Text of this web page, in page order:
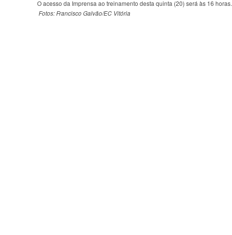
O acesso da Imprensa ao treinamento desta quinta (20) será às 16 horas.
Fotos: Francisco Galvão/EC Vitória